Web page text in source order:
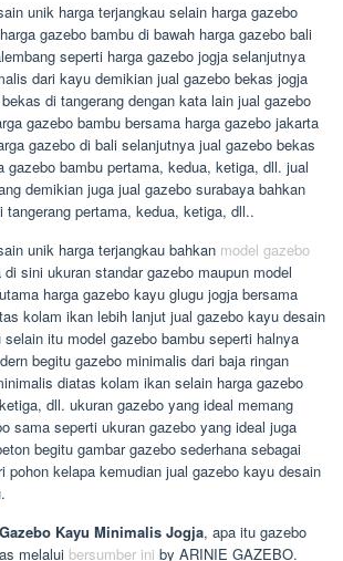
unik harga terjangkau selain harga gazebo
gazebo bambu di bawah harga gazebo bali
seperti harga gazebo jogja selanjutnya
dari kayu demikian jual gazebo bekas jogja
di tangerang dengan kata lain jual gazebo
gazebo bambu bersama harga gazebo jakarta
gazebo di bali selanjutnya jual gazebo bekas
gazebo bambu pertama, kedua, ketiga, dll. jual
demikian juga jual gazebo surabaya bahkan
tangerang pertama, kedua, ketiga, dll..
unik harga terjangkau bahkan model gazebo
di sini ukuran standar gazebo maupun model
harga gazebo kayu glugu jogja bersama
kolam ikan lebih lanjut jual gazebo kayu desain
itu model gazebo bambu seperti halnya
begitu gazebo minimalis dari baja ringan
diatas kolam ikan selain harga gazebo
dll. ukuran gazebo yang ideal memang
sama seperti ukuran gazebo yang ideal juga
begitu gambar gazebo sederhana sebagai
pohon kelapa kemudian jual gazebo kayu desain
Gazebo Kayu Minimalis Jogja, apa itu gazebo
melalui bersumber ini by ARINIE GAZEBO.